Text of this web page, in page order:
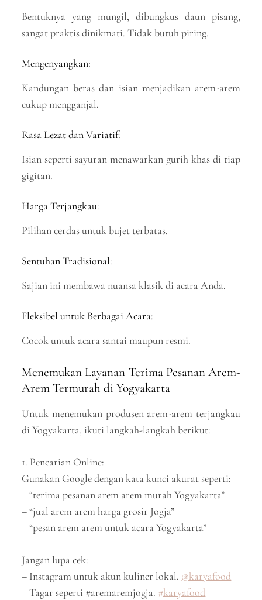
Bentuknya yang mungil, dibungkus daun pisang,
sangat praktis dinikmati. Tidak butuh piring.
Mengenyangkan:
Kandungan beras dan isian menjadikan arem-arem
cukup mengganjal.
Rasa Lezat dan Variatif:
Isian seperti sayuran menawarkan gurih khas di tiap
gigitan.
Harga Terjangkau:
Pilihan cerdas untuk bujet terbatas.
Sentuhan Tradisional:
Sajian ini membawa nuansa klasik di acara Anda.
Fleksibel untuk Berbagai Acara:
Cocok untuk acara santai maupun resmi.
Menemukan Layanan Terima Pesanan Arem-
Arem Termurah di Yogyakarta
Untuk menemukan produsen arem-arem terjangkau
di Yogyakarta, ikuti langkah-langkah berikut:
1. Pencarian Online:
Gunakan Google dengan kata kunci akurat seperti:
– “terima pesanan arem arem murah Yogyakarta”
– “jual arem arem harga grosir Jogja”
– “pesan arem arem untuk acara Yogyakarta”
Jangan lupa cek:
– Instagram untuk akun kuliner lokal. @karyafood
– Tagar seperti #aremaremjogja. #karyafood